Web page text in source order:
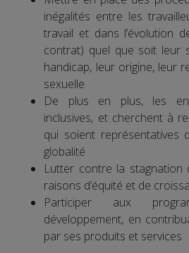
inégalités entre les
travail et dans l’évolution
contrat) quel que soit leur
handicap, leur origine, leur
sexuelle
De plus en plus, les
inclusives, et cherchent à
qui soient représentatives
globalité
Lutter contre la stagnation
raisons d’équité et de
Participer aux
développement, en
par ses produits et services